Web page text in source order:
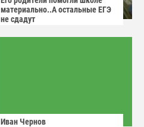
материально..А остальные ЕГЭ
не сдадут
Иван Чернов